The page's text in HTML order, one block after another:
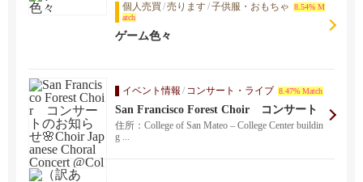
個人売買 /売ります/子供服・おもちゃ
8.54% M
atch
ゲーム色々
イベント情報 / コンサート・ライブ 8.47% Match
San Francisco Forest Choir コンサート
のお知らせ🌸Choir Japanese Choral Conc
ert @College of ...
住所：College of San Mateo – College Center buildin
g ...